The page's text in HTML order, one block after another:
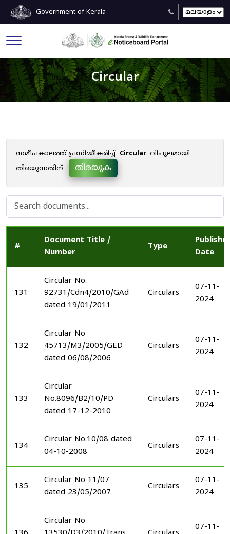
Government of Kerala
Circular
സമീപകാലത്ത് പ്രസിദ്ധീകരിച്ച് Circular. വിപുലമായി
തിരയുന്നതിന്
തിരയുക
#
Document Title /
Number
Type
Date
131
Circular No.
92731/Cdn4/2010/GAd
dated 19/01/2011
Circulars
07-11-
2024
132
Circular No
45713/M3/2005/GED
dated 06/08/2006
Circulars
07-11-
2024
133
Circular
No.8096/B2/10/PD
dated 17-12-2010
Circulars
07-11-
2024
134
Circular No.10/08 dated
04-10-2008
Circulars
07-11-
2024
135
Circular No 11/07
dated 23/05/2007
Circulars
07-11-
2024
Circular No
07-11-